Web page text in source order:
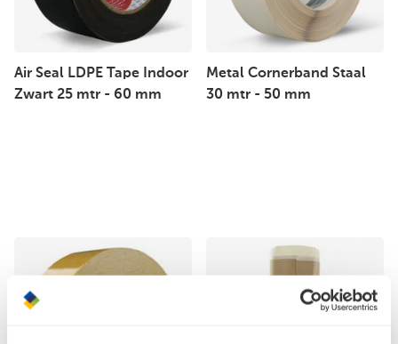
Air Seal LDPE Tape Indoor
Zwart 25 mtr - 60 mm
Metal Cornerband Staal
30 mtr - 50 mm